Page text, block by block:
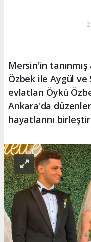
Mersin'in
Özbek ile Aygül
evlatları Öykü
Ankara'da
hayatlarını